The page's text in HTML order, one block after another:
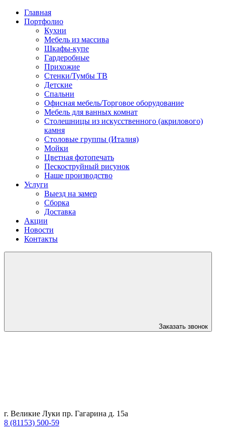
Главная
Портфолио
Кухни
Мебель из массива
Шкафы-купе
Гардеробные
Прихожие
Стенки/Тумбы ТВ
Детские
Спальни
Офисная мебель/Торговое оборудование
Мебель для ванных комнат
Столешницы из искусственного (акрилового)
камня
Столовые группы (Италия)
Мойки
Цветная фотопечать
Пескоструйный рисунок
Наше производство
Услуги
Выезд на замер
Сборка
Доставка
Акции
Новости
Контакты
Заказать звонок
г. Великие Луки пр. Гагарина д. 15а
8 (81153) 500-59